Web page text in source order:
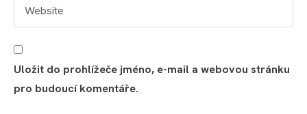
Uložit do prohlížeče jméno, e-mail a webovou stránku
pro budoucí komentáře.